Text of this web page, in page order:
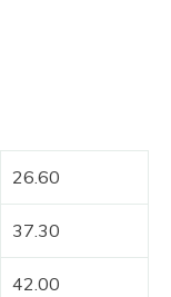
26.60
37.30
42.00